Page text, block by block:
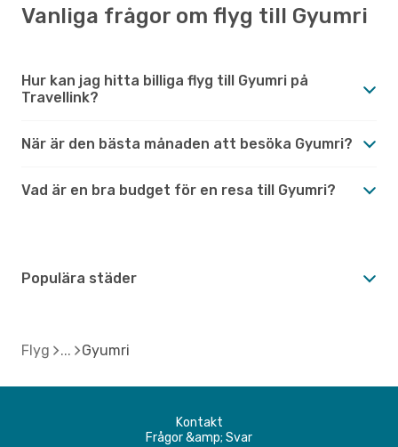
Vanliga frågor om flyg till Gyumri
Hur kan jag hitta billiga flyg till Gyumri på
Travellink?
När är den bästa månaden att besöka Gyumri?
Vad är en bra budget för en resa till Gyumri?
Populära städer
Flyg Gyumri
Kontakt
Frågor &amp; Svar